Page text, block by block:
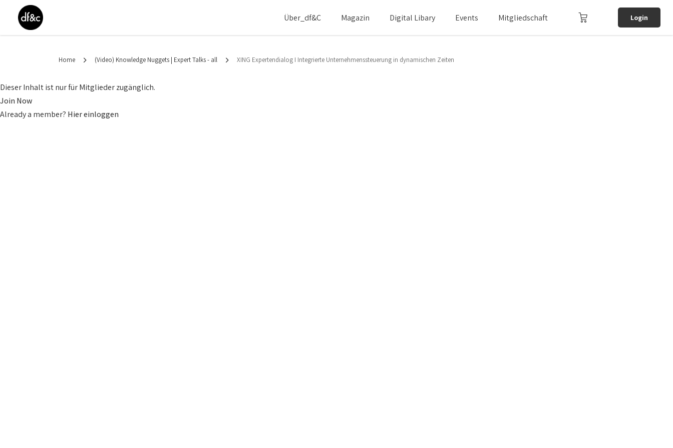
Über_df&c Magazin Digital Libary Events Mitgliedschaft Login
Home (Video) Knowledge Nuggets | Expert Talks - all XING Expertendialog I Integrierte Unternehmenssteuerung in dynamischen Zeiten
Dieser Inhalt ist nur für Mitglieder zugänglich.
Join Now
Already a member? Hier einloggen